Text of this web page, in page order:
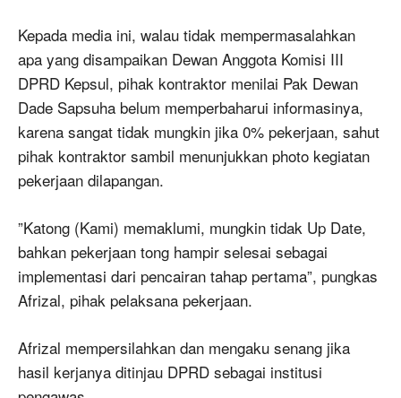
Kepada media ini, walau tidak mempermasalahkan
apa yang disampaikan Dewan Anggota Komisi III
DPRD Kepsul, pihak kontraktor menilai Pak Dewan
Dade Sapsuha belum memperbaharui informasinya,
karena sangat tidak mungkin jika 0% pekerjaan, sahut
pihak kontraktor sambil menunjukkan photo kegiatan
pekerjaan dilapangan.
”Katong (Kami) memaklumi, mungkin tidak Up Date,
bahkan pekerjaan tong hampir selesai sebagai
implementasi dari pencairan tahap pertama”, pungkas
Afrizal, pihak pelaksana pekerjaan.
Afrizal mempersilahkan dan mengaku senang jika
hasil kerjanya ditinjau DPRD sebagai institusi